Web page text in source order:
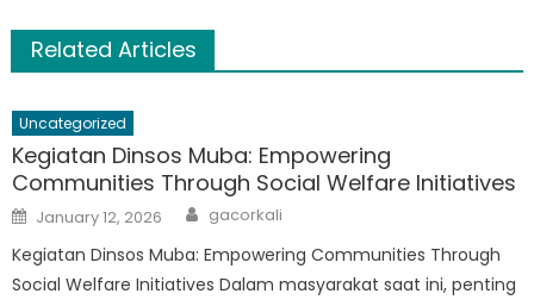
Related Articles
Uncategorized
Kegiatan Dinsos Muba: Empowering
Communities Through Social Welfare Initiatives
Posted
on
January 12, 2026 Author
gacorkali
Kegiatan Dinsos Muba: Empowering Communities Through
Social Welfare Initiatives Dalam masyarakat saat ini, penting